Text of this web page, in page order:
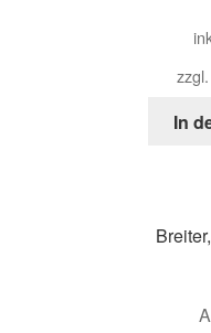
zzgl.
In